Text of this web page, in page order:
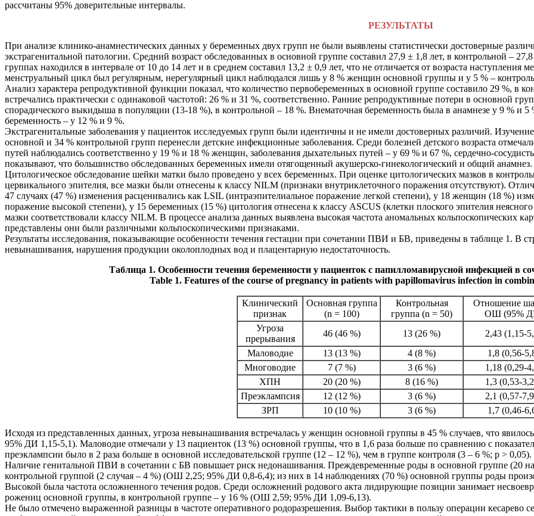
рассчитаны 95% доверительные интервалы.
РЕЗУЛЬТАТЫ
При анализе клинико-анамнестических данных у беременных двух групп не были выявлены статистически достоверные
экстрагенитальной патологии. Средний возраст обследованных в основной группе составил 27,9 ± 1,8 лет, в контрольной –
группах находился в интервале от 10 до 14 лет и в среднем составил 13,2 ± 0,9 лет, что не отличается от возраста
менструальный цикл был регулярным, нерегулярный цикл наблюдался лишь у 8 % женщин основной группы и у 5 % –
Анализ характера репродуктивной функции показал, что количество первобеременных в основной группе составило 29 %, в
встречались практически с одинаковой частотой: 26 % и 31 %, соответственно. Ранние репродуктивные потери в основной
спорадического выкидыша в популяции (13-18 %), в контрольной – 18 %. Внематочная беременность была в анамнезе у 9 % и
беременность – у 12 % и 9 %.
Экстрагенитальные заболевания у пациенток исследуемых групп были идентичны и не имели достоверных различий.
основной и 34 % контрольной групп перенесли детские инфекционные заболевания. Среди болезней детского возраста
путей наблюдались соответственно у 19 % и 18 % женщин, заболевания дыхательных путей – у 69 % и 67 %, сердечно-
показывают, что большинство обследованных беременных имели отягощенный акушерско-гинекологический и общий анамнез.
Цитологическое обследование шейки матки было проведено у всех беременных. При оценке цитологических мазков в
цервикального эпителия, все мазки были отнесены к классу NILM (признаки внутриклеточного поражения отсутствуют).
47 случаях (47 %) изменения расценивались как LSIL (интраэпителиальное поражение легкой степени), у 18 женщин (18 %)
поражение высокой степени), у 15 беременных (15 %) цитология отнесена к классу ASCUS (клетки плоского эпителия
мазки соответствовали классу NILM. В процессе анализа данных выявлена высокая частота аномальных кольпоскопических
представлены они были различными кольпоскопическими признаками.
Результаты исследования, показывающие особенности течения гестации при сочетании ПВИ и БВ, приведены в таблице 1. В
невынашивания, нарушения продукции околоплодных вод и плацентарную недостаточность.
Таблица 1. Особенности течения беременности у пациенток с папилломавирусной инфекцией в
Table 1. Features of the course of pregnancy in patients with papillomavirus infection in
Клинический
признак
Основная группа
(n = 100)
Контрольная
группа (n = 50)
Отношение
ОШ (95%
Угроза
прерывания
46 (46 %) 13 (26 %)
2,43 (1,15-
Маловодие
13 (13 %) 4 (8 %)
1,8 (0,56-
Многоводие
7 (7 %) 3 (6 %)
1,18 (0,29-
ХПН
20 (20 %) 8 (16 %)
1,3 (0,53-
Преэклампсия
12 (12 %) 3 (6 %)
2,1 (0,57-
ЗРП
10 (10 %) 3 (6 %) 1,7 (0,46-
Исходя из представленных данных, угроза невынашивания встречалась у женщин основной группы в 45 % случаев, что
95% ДИ 1,15-5,1). Маловодие отмечали у 13 пациенток (13 %) основной группы, что в 1,6 раза больше по сравнению с
преэклампсии было в 2 раза больше в основной исследовательской группе (12 – 12 %), чем в группе контроля (3 – 6 %; р > 0,05).
Наличие генитальной ПВИ в сочетании с БВ повышает риск недонашивания. Преждевременные роды в основной группе (20
контрольной группой (2 случая – 4 %) (ОШ 2,25; 95% ДИ 0,8-6,4); из них в 14 наблюдениях (70 %) основной группы роды
Высокой была частота осложненного течения родов. Среди осложнений родового акта лидирующие позиции занимает
рожениц основной группы, в контрольной группе – у 16 % (ОШ 2,59; 95% ДИ 1,09-6,13).
Не было отмечено выраженной разницы в частоте оперативного родоразрешения. Выбор тактики в пользу операции кесарево